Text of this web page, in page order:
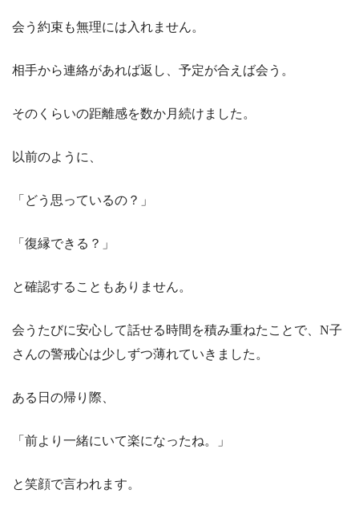
会う約束も無理には入れません。
相手から連絡があれば返し、予定が合えば会う。
そのくらいの距離感を数か月続けました。
以前のように、
「どう思っているの？」
「復縁できる？」
と確認することもありません。
会うたびに安心して話せる時間を積み重ねたことで、N子
さんの警戒心は少しずつ薄れていきました。
ある日の帰り際、
「前より一緒にいて楽になったね。」
と笑顔で言われます。